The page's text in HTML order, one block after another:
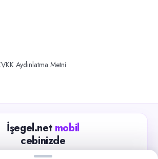
Aydınlatma Metni
İşegel.net mobil
cebinizde